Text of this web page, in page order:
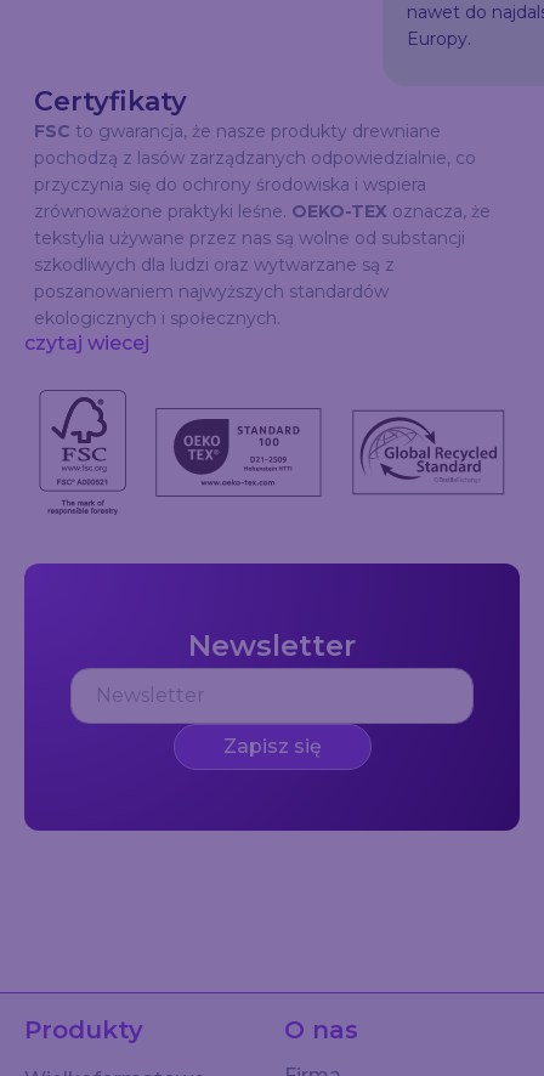
nawet do
Europy.
Certyfikaty
FSC to gwarancja, że nasze produkty drewniane
pochodzą z lasów zarządzanych odpowiedzialnie, co
przyczynia się do ochrony środowiska i wspiera
zrównoważone praktyki leśne. OEKO-TEX oznacza, że
tekstylia używane przez nas są wolne od substancji
szkodliwych dla ludzi oraz wytwarzane są z
poszanowaniem najwyższych standardów
ekologicznych i społecznych.
czytaj wiecej
Newsletter
Zapisz się
Produkty O nas